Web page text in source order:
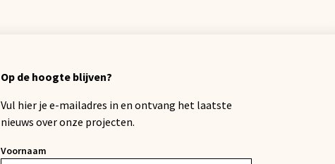
Op de hoogte blijven?
Vul hier je e-mailadres in en ontvang het laatste
nieuws over onze projecten.
Voornaam